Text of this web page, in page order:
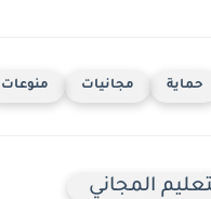
حماية مجانيات منوعات
المجاني